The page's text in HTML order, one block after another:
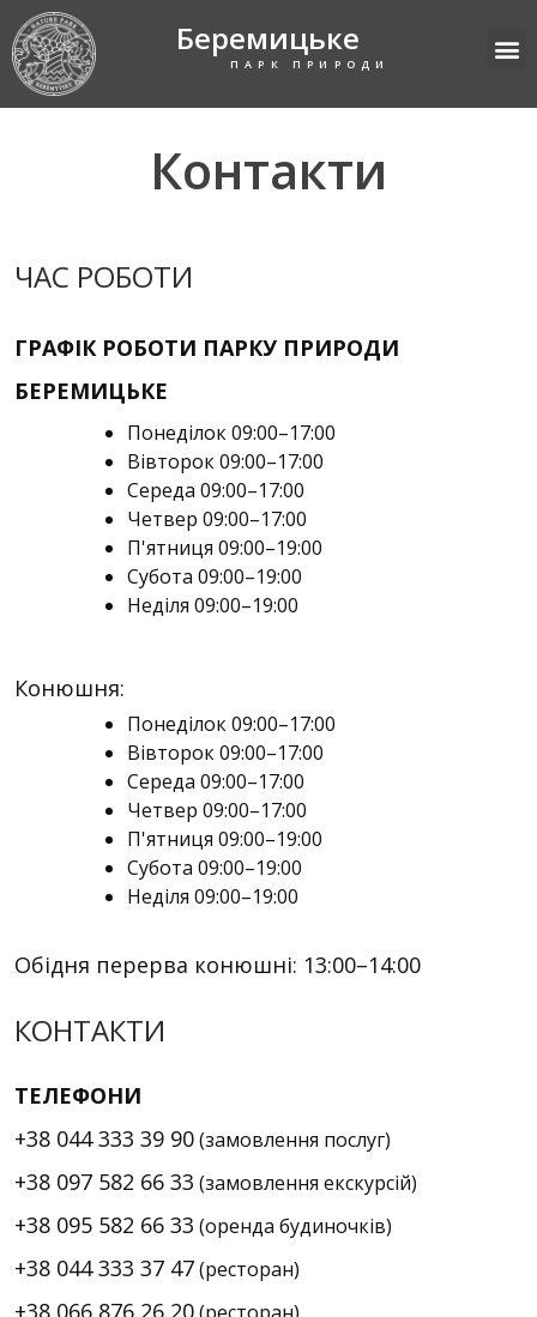
Беремицьке
ПАРК ПРИРОДИ
Контакти
ЧАС РОБОТИ
ГРАФІК РОБОТИ ПАРКУ ПРИРОДИ
БЕРЕМИЦЬКЕ
Понеділок 09:00–17:00
Вівторок 09:00–17:00
Середа 09:00–17:00
Четвер 09:00–17:00
П'ятниця 09:00–19:00
Субота 09:00–19:00
Неділя 09:00–19:00
Конюшня:
Понеділок 09:00–17:00
Вівторок 09:00–17:00
Середа 09:00–17:00
Четвер 09:00–17:00
П'ятниця 09:00–19:00
Субота 09:00–19:00
Неділя 09:00–19:00
Обідня перерва конюшні: 13:00–14:00
КОНТАКТИ
ТЕЛЕФОНИ
+38 044 333 39 90(замовлення послуг)
+38 097 582 66 33 (замовлення екскурсій)
+38 095 582 66 33 (оренда будиночків)
+38 044 333 37 47(ресторан)
+38 066 876 26 20(ресторан)